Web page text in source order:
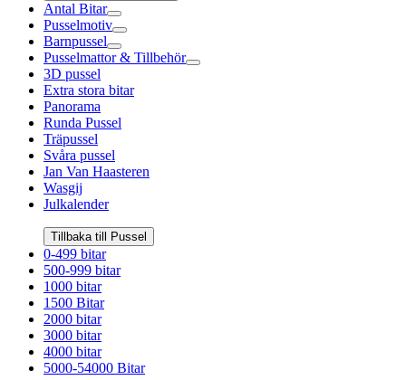
Antal Bitar
Pusselmotiv
Barnpussel
Pusselmattor & Tillbehör
3D pussel
Extra stora bitar
Panorama
Runda Pussel
Träpussel
Svåra pussel
Jan Van Haasteren
Wasgij
Julkalender
Tillbaka till Pussel
0-499 bitar
500-999 bitar
1000 bitar
1500 Bitar
2000 bitar
3000 bitar
4000 bitar
5000-54000 Bitar